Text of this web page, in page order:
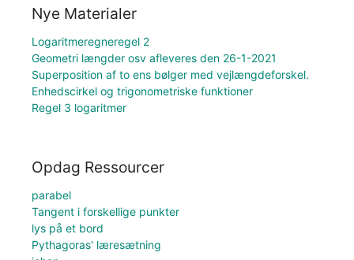
Nye Materialer
Logaritmeregneregel 2
Geometri længder osv afleveres den 26-1-2021
Superposition af to ens bølger med vejlængdeforskel.
Enhedscirkel og trigonometriske funktioner
Regel 3 logaritmer
Opdag Ressourcer
parabel
Tangent i forskellige punkter
lys på et bord
Pythagoras' læresætning